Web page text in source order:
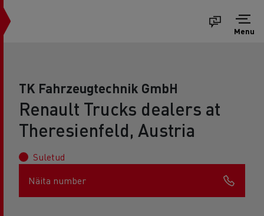
Menu
TK Fahrzeugtechnik GmbH
Renault Trucks dealers at
Theresienfeld, Austria
Suletud
Näita number